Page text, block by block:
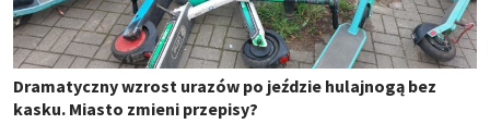
Dramatyczny wzrost urazów po jeździe hulajnogą bez
kasku. Miasto zmieni przepisy?